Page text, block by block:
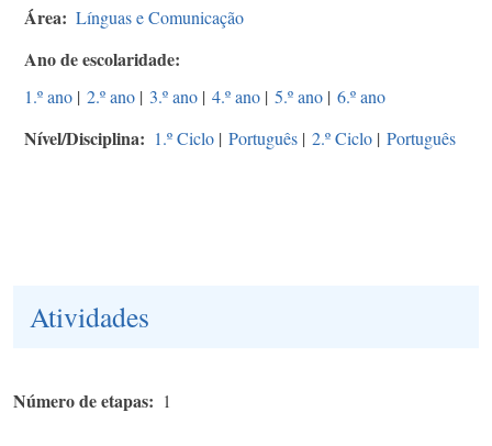
Área Línguas e Comunicação
Ano de escolaridade
1.º ano | 2.º ano | 3.º ano | 4.º ano | 5.º ano | 6.º ano
Nível/Disciplina 1.º Ciclo | Português | 2.º Ciclo | Português
Atividades
Número de etapas 1